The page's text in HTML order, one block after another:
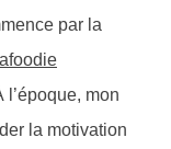
par la
mon
la motivation